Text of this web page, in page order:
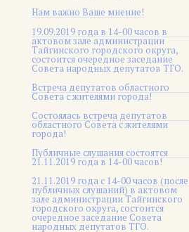
Нам важно Ваше мнение!
19.09.2019 года в 14-00 часов в
актовом зале администрации
Тайгинского городского округа,
состоится очередное заседание
Совета народных депутатов ТГО.
Встреча депутатов областного
Совета с жителями города!
Состоялась встреча депутатов
областного Совета с жителями
города!
Публичные слушания состоятся
21.11.2019 года в 14-00 часов!
21.11.2019 года с 14-00 часов (после
публичных слушаний) в актовом
зале администрации Тайгинского
городского округа, состоится
очередное заседание Совета
народных депутатов ТГО.